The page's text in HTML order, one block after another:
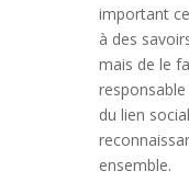
important
à des
mais de le
du lien
ensemble.